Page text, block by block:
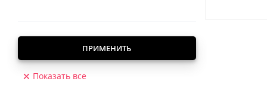
ПРИМЕНИТЬ
Показать все